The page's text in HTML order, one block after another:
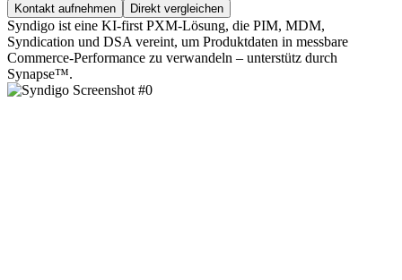
Kontakt aufnehmen Direkt vergleichen
Syndigo ist eine KI-first PXM-Lösung, die PIM, MDM,
Syndication und DSA vereint, um Produktdaten in messbare
Commerce-Performance zu verwandeln – unterstütz durch
Synapse™.